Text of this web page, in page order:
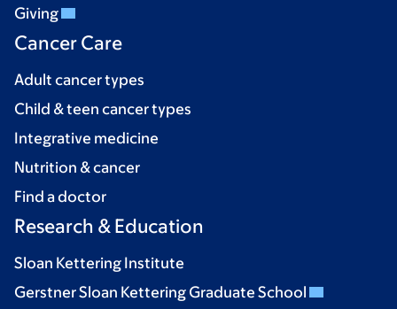
Giving
Cancer Care
Adult cancer types
Child & teen cancer types
Integrative medicine
Nutrition & cancer
Find a doctor
Research & Education
Sloan Kettering Institute
Gerstner Sloan Kettering Graduate School